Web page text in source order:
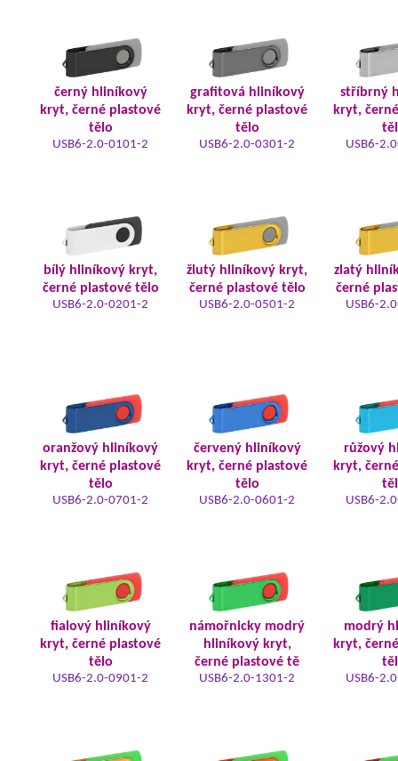
černý hliníkový
kryt, černé plastové
tělo
USB6-2.0-0101-2
grafitová hliníkový
kryt, černé plastové
tělo
USB6-2.0-0301-2
stříbrný
kryt,
USB6-
bílý hliníkový kryt,
černé plastové tělo
USB6-2.0-0201-2
žlutý hliníkový kryt,
černé plastové tělo
USB6-2.0-0501-2
zlatý
černé
USB6-
oranžový hliníkový
kryt, černé plastové
tělo
USB6-2.0-0701-2
červený hliníkový
kryt, černé plastové
tělo
USB6-2.0-0601-2
růžový
kryt,
USB6-
fialový hliníkový
kryt, černé plastové
tělo
USB6-2.0-0901-2
námořnicky modrý
hliníkový kryt,
černé plastové tě
USB6-2.0-1301-2
modrý
kryt,
USB6-